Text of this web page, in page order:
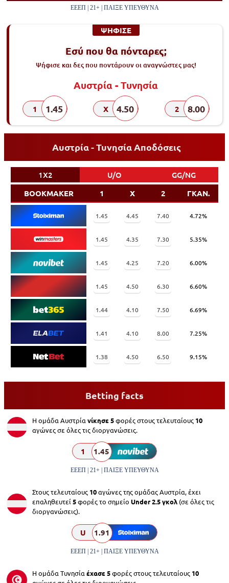
ΕΕΕΠ | 21+ | ΠΑΙΞΕ ΥΠΕΥΘΥΝΑ
ΨΗΦΙΣΕ
Εσύ που θα πόνταρες;
Ψήφισε και δες που ποντάρουν οι αναγνώστες μας!
Αυστρία - Τυνησία
1 1.45 X 4.50 2 8.00
Αυστρία - Τυνησία Αποδόσεις
1X2 U/O
GG/NG
BOOKMAKER
1 X 2 ΓΚΑΝ.
1.45 4.45 7.40 4.72%
1.45 4.35 7.30 5.35%
1.45 4.25 7.20 6.00%
1.45 4.50 6.30 6.60%
1.44 4.10 7.50 6.69%
1.41 4.10 8.00 7.25%
1.38 4.50 6.50 9.15%
Betting facts
Η ομάδα Αυστρία νίκησε 5φορές στους τελευταίους 10
αγώνες σε όλες τις διοργανώσεις.
1 1.45
ΕΕΕΠ | 21+ | ΠΑΙΞΕ ΥΠΕΥΘΥΝΑ
Στους τελευταίους 10αγώνες της ομάδας Αυστρία, έχει
επαληθευτεί 5φορές το σημείο Under 2.5 γκολ (σε όλες τις
διοργανώσεις).
U 1.91
ΕΕΕΠ | 21+ | ΠΑΙΞΕ ΥΠΕΥΘΥΝΑ
Η ομάδα Τυνησία έχασε 5φορές στους τελευταίους 10